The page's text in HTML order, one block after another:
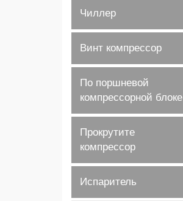
Чиллер
Винт компрессор
По поршневой
компрессорной блоке
Прокрутите
компрессор
Испаритель